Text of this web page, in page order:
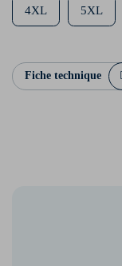
4XL 5XL
Fiche technique